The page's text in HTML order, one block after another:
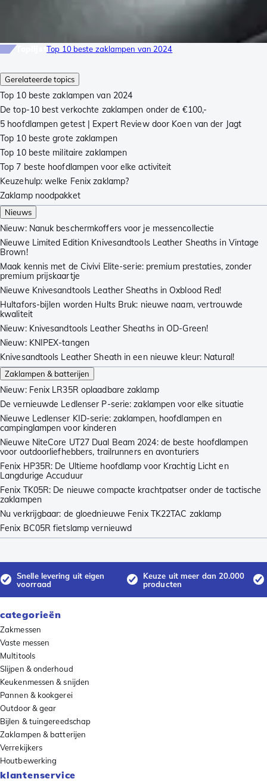
Gerelateerde topics
Top 10 beste zaklampen van 2024
De top-10 best verkochte zaklampen onder de €100,-
5 hoofdlampen getest | Expert Review door Koen van der Jagt
Top 10 beste grote zaklampen
Top 10 beste militaire zaklampen
Top 7 beste hoofdlampen voor elke activiteit
Keuzehulp: welke Fenix zaklamp?
Zaklamp noodpakket
Nieuws
Nieuw: Nanuk beschermkoffers voor je messencollectie
Nieuwe Limited Edition Knivesandtools Leather Sheaths in Vintage
Brown!
Maak kennis met de Civivi Elite-serie: premium prestaties, zonder
premium prijskaartje
Nieuwe Knivesandtools Leather Sheaths in Oxblood Red!
Hultafors-bijlen worden Hults Bruk: nieuwe naam, vertrouwde
kwaliteit
Nieuw: Knivesandtools Leather Sheaths in OD-Green!
Nieuw: KNIPEX-tangen
Knivesandtools Leather Sheath in een nieuwe kleur: Natural!
Zaklampen & batterijen
Nieuw: Fenix LR35R oplaadbare zaklamp
De vernieuwde Ledlenser P-serie: zaklampen voor elke situatie
Nieuwe Ledlenser KID-serie: zaklampen, hoofdlampen en
campinglampen voor kinderen
Nieuwe NiteCore UT27 Dual Beam 2024: de beste hoofdlampen
voor outdoorliefhebbers, trailrunners en avonturiers
Fenix HP35R: De Ultieme hoofdlamp voor Krachtig Licht en
Langdurige Accuduur
Fenix TK05R: De nieuwe compacte krachtpatser onder de tactische
zaklampen
Nu verkrijgbaar: de gloednieuwe Fenix TK22TAC zaklamp
Fenix BC05R fietslamp vernieuwd
ToplijstTop 10 beste zaklampen van 2024
Snelle levering uit eigen
voorraad
Keuze uit meer dan 20.000
producten
categorieën
Zakmessen
Vaste messen
Multitools
Slijpen & onderhoud
Keukenmessen & snijden
Pannen & kookgerei
Outdoor & gear
Bijlen & tuingereedschap
Zaklampen & batterijen
Verrekijkers
Houtbewerking
klantenservice